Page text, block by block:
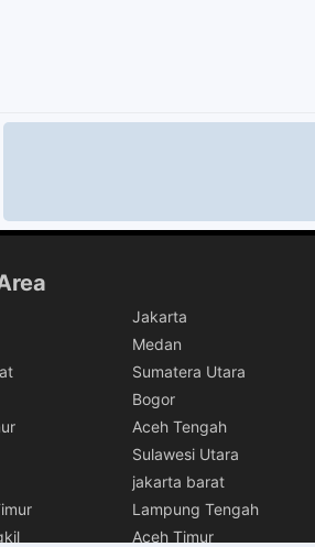
Jakarta
Medan
Sumatera Utara
Bogor
Aceh Tengah
Sulawesi Utara
jakarta barat
Lampung Tengah
Aceh Timur